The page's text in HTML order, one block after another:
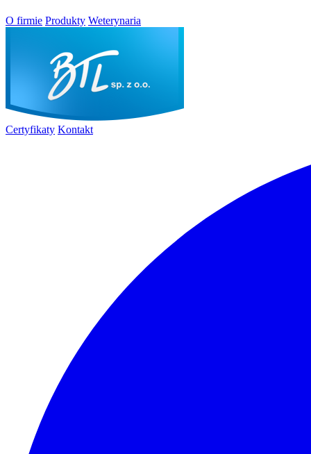
O firmie Produkty Weterynaria
Certyfikaty Kontakt